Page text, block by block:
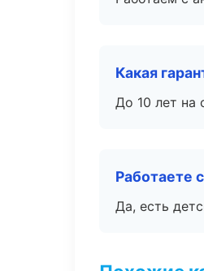
Какая
До 10 лет на
Работаете
Да, есть